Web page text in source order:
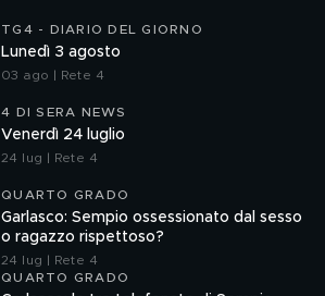
TG4 - DIARIO DEL GIORNO
Lunedì 3 agosto
03 ago | Rete 4
4 DI SERA NEWS
Venerdì 24 luglio
24 lug | Rete 4
QUARTO GRADO
Garlasco: Sempio ossessionato dal sesso
o ragazzo rispettoso?
24 lug | Rete 4
QUARTO GRADO